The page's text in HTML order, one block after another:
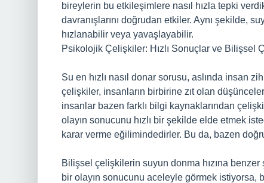
bireylerin bu etkileşimlere nasıl hızla tepki
davranışlarını doğrudan etkiler. Aynı şekilde,
hızlanabilir veya yavaşlayabilir.
Psikolojik Çelişkiler: Hızlı Sonuçlar ve Bilişsel
Su en hızlı nasıl donar sorusu, aslında insan
çelişkiler, insanların birbirine zıt olan
insanlar bazen farklı bilgi kaynaklarından
olayın sonucunu hızlı bir şekilde elde etmek
karar verme eğilimindedirler. Bu da, bazen
Bilişsel çelişkilerin suyun donma hızına
bir olayın sonucunu aceleyle görmek istiyorsa,